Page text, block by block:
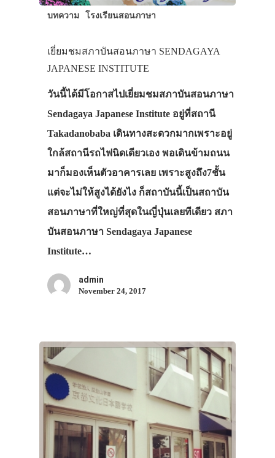
บทความ โรงเรียนสอนภาษา
เยี่ยมชมสภาบันสอนภาษา SENDAGAYA
JAPANESE INSTITUTE
วันนี้ได้มีโอกาสไปเยี่ยมชมสภาบันสอนภาษา
Sendagaya Japanese Institute อยู่ที่สถานี
Takadanobaba เดินทางสะดวกมากเพราะอยู่
ใกล้สถานีรถไฟนิดเดียวเอง พอเดินข้ามถนน
มาก็มองเห็นตัวอาคารเลย เพราะสูงถึง7ชั้น
แต่จะไม่ให้สูงได้ยังไง ก็สถาบันนี้เป็นสถาบัน
สอนภาษาที่ใหญ่ที่สุดในญี่ปุ่นเลยทีเดียว สภา
บันสอนภาษา Sendagaya Japanese
Institute…
admin
November 24, 2017